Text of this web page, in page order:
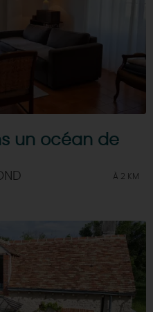
un océan de
À 2 KM